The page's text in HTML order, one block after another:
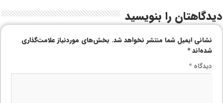
دیدگاهتان را بنویسید
نشانی ایمیل شما منتشر نخواهد شد. بخش‌های موردنیاز علامت‌گذاری
شده‌اند*
دیدگاه*